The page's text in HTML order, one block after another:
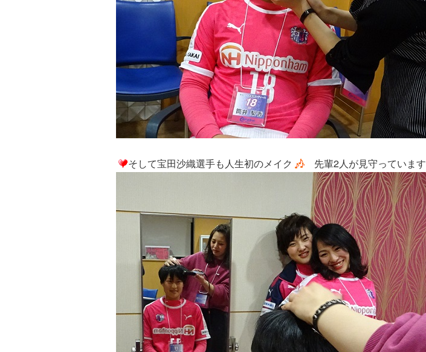
そして宝田沙織選手も人生初のメイク 先輩2人が見守っています